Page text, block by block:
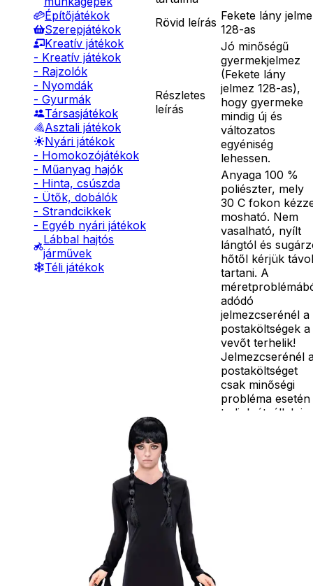
Építőjátékok
Szerepjátékok
Kreatív játékok
- Kreatív játékok
- Rajzolók
- Nyomdák
- Gyurmák
Társasjátékok
Asztali játékok
Nyári játékok
- Homokozójátékok
- Műanyag hajók
- Hinta, csúszda
- Ütők, dobálók
- Strandcikkek
- Egyéb nyári játékok
Lábbal hajtós
járművek
Téli játékok
Rövid leírás Fekete lány
128-as
Részletes
leírás
Jó minőségű
gyermekjelmez
(Fekete lány
jelmez 128-as),
hogy gyermeke
mindig új és
változatos
egyéniség
lehessen.
Egyéb
Anyaga 100 %
poliészter, mely
30 C fokon
mosható. Nem
vasalható, nyílt
lángtól és
hőtől kérjük távol
tartani. A
adódó
jelmezcserénél a
postaköltségek a
vevőt terhelik!
Jelmezcserénél
postaköltséget
csak minőségi
probléma esetén
tudjuk átvállalni.